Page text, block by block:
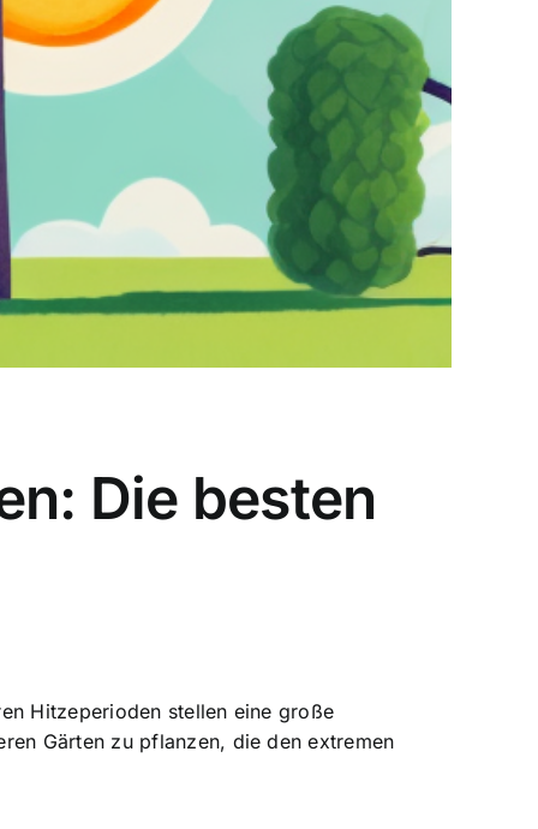
Die besten
Hitzeperioden stellen eine große
Gärten zu pflanzen, die den extremen